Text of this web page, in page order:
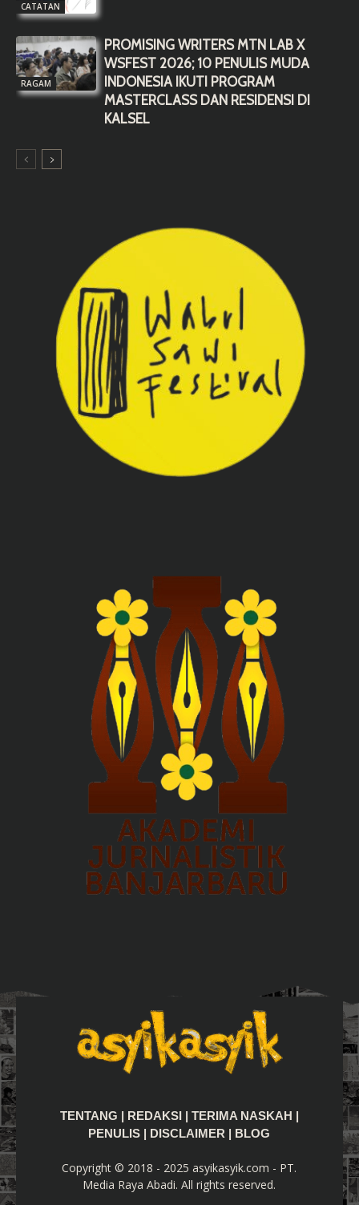
CATATAN
RAGAM
PROMISING WRITERS MTN LAB X
WSFEST 2026; 10 PENULIS MUDA
INDONESIA IKUTI PROGRAM
MASTERCLASS DAN RESIDENSI DI
KALSEL
TENTANG REDAKSI TERIMA NASKAH
PENULIS
DISCLAIMER BLOG
Copyright © 2018 - 2025 asyikasyik.com - PT.
Media Raya Abadi. All rights reserved.